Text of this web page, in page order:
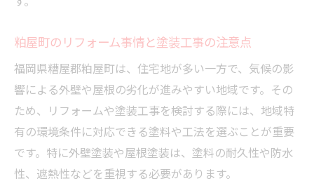
リフォームで実現する気候対応型塗装工事
福岡の気候に強いリフォーム塗装の工夫
塗装工事のリフォームで湿気や雨に対策を
リフォームで叶える福岡向け塗装工事の選
び方
気候に適したリフォーム塗装工事の秘訣
粕屋町のリフォーム事情と塗装工事の注意点
福岡県糟屋郡粕屋町は、住宅地が多い一方で、気候の影
響による外壁や屋根の劣化が進みやすい地域です。その
ため、リフォームや塗装工事を検討する際には、地域特
有の環境条件に対応できる塗料や工法を選ぶことが重要
です。特に外壁塗装や屋根塗装は、塗料の耐久性や防水
性、遮熱性などを重視する必要があります。